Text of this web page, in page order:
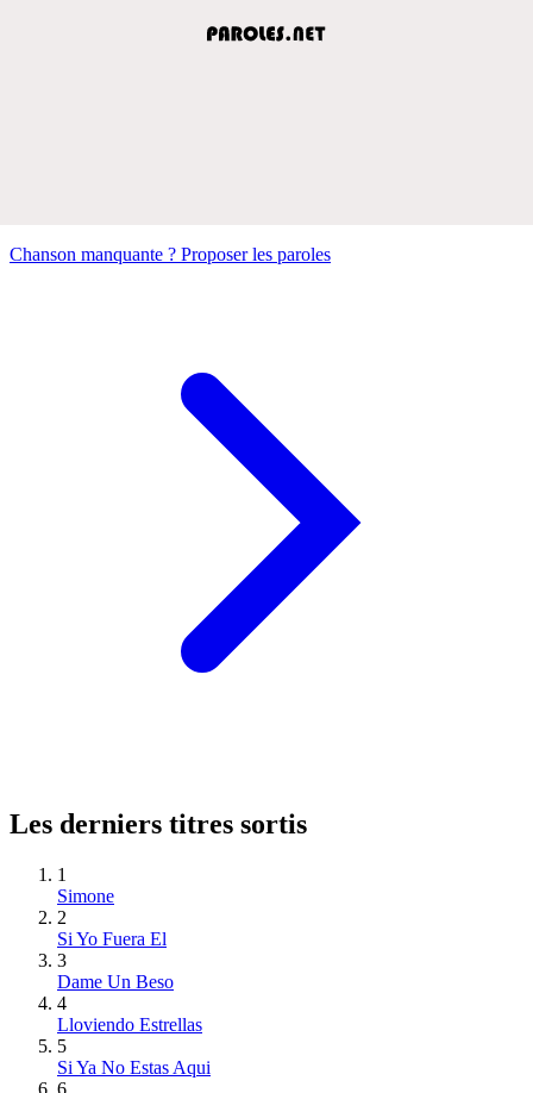
Chanson manquante ? Proposer les paroles
Les derniers titres sortis
1
Simone
2
Si Yo Fuera El
3
Dame Un Beso
4
Lloviendo Estrellas
5
Si Ya No Estas Aqui
6